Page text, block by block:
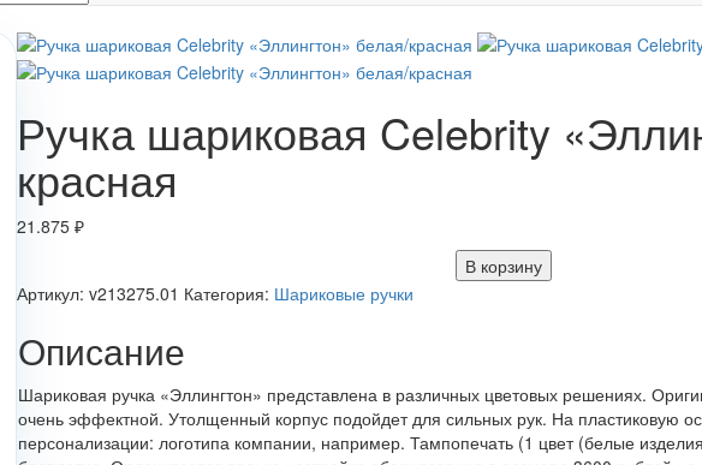
Ручка шариковая Celebrity
красная
21.875 ₽
В корзину
Артикул: v213275.01 Категория: Шариковые ручки
Описание
Шариковая ручка «Эллингтон» представлена в различных цветовых решениях.
очень эффектной. Утолщенный корпус подойдет для сильных рук. На пластиковую
персонализации: логотипа компании, например. Тампопечать (1 цвет (белые